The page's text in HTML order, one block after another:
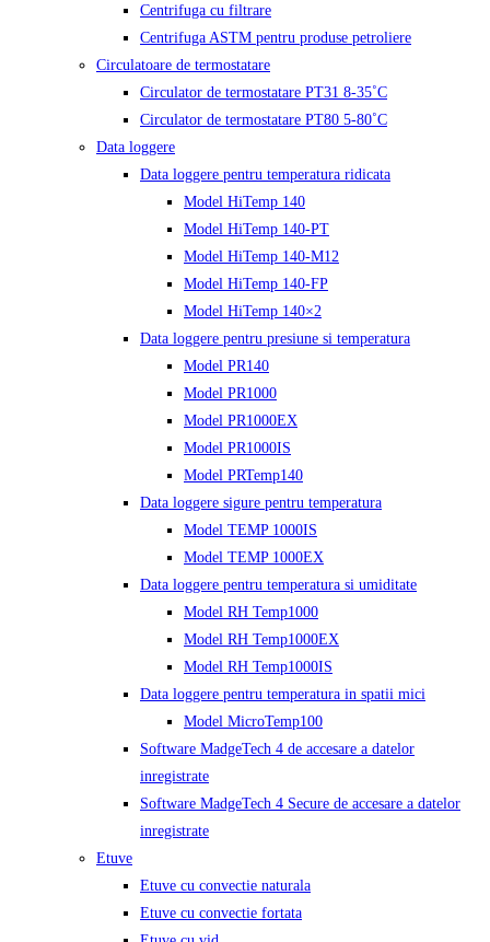
Centrifuga cu filtrare
Centrifuga ASTM pentru produse petroliere
Circulatoare de termostatare
Circulator de termostatare PT31 8-35˚C
Circulator de termostatare PT80 5-80˚C
Data loggere
Data loggere pentru temperatura ridicata
Model HiTemp 140
Model HiTemp 140-PT
Model HiTemp 140-M12
Model HiTemp 140-FP
Model HiTemp 140×2
Data loggere pentru presiune si temperatura
Model PR140
Model PR1000
Model PR1000EX
Model PR1000IS
Model PRTemp140
Data loggere sigure pentru temperatura
Model TEMP 1000IS
Model TEMP 1000EX
Data loggere pentru temperatura si umiditate
Model RH Temp1000
Model RH Temp1000EX
Model RH Temp1000IS
Data loggere pentru temperatura in spatii mici
Model MicroTemp100
Software MadgeTech 4 de accesare a datelor
inregistrate
Software MadgeTech 4 Secure de accesare a datelor
inregistrate
Etuve
Etuve cu convectie naturala
Etuve cu convectie fortata